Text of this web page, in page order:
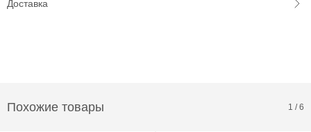
Доставка
Похожие товары 1 /6